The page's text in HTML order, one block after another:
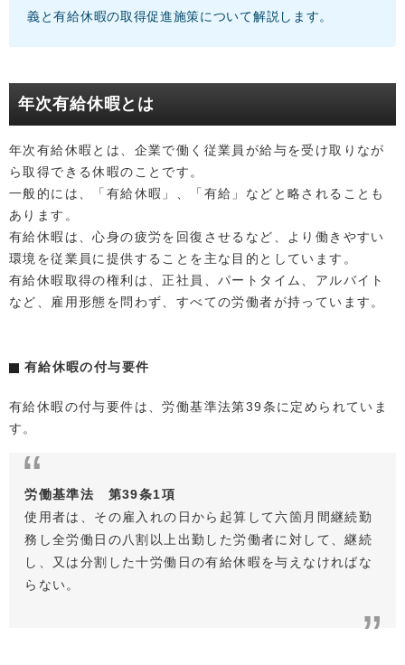
義と有給休暇の取得促進施策について解説します。
年次有給休暇とは
年次有給休暇とは、企業で働く従業員が給与を受け取りなが
ら取得できる休暇のことです。
一般的には、「有給休暇」、「有給」などと略されることも
あります。
有給休暇は、心身の疲労を回復させるなど、より働きやすい
環境を従業員に提供することを主な目的としています。
有給休暇取得の権利は、正社員、パートタイム、アルバイト
など、雇用形態を問わず、すべての労働者が持っています。
有給休暇の付与要件
有給休暇の付与要件は、労働基準法第39条に定められていま
す。
労働基準法 第39条1項
使用者は、その雇入れの日から起算して六箇月間継続勤
務し全労働日の八割以上出勤した労働者に対して、継続
し、又は分割した十労働日の有給休暇を与えなければな
らない。